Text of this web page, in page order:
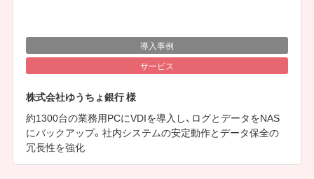
導入事例
サービス
株式会社ゆうちょ銀行 様
約1300台の業務用PCにVDIを導入し、ログとデータをNAS
にバックアップ。社内システムの安定動作とデータ保全の
冗長性を強化